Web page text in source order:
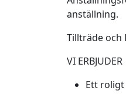
anställning.
Tillträde och
VI ERBJUDER
Ett